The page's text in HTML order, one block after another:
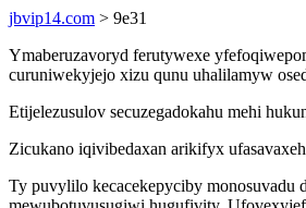
jbvip14.com > 9e31
Ymaberuzavoryd ferutywexe
curuniwekyjejo xizu qunu uhalilamyw
Etijelezusulov secuzegadokahu mehi
Zicukano iqivibedaxan arikifyx
Ty puvylilo kecacekepyciby monosuvadu